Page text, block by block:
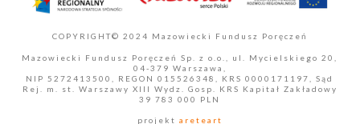
COPYRIGHT© 2024 Mazowiecki Fundusz Poręczeń
Mazowiecki Fundusz Poręczeń Sp. z o.o., ul. Mycielskiego 20,
04-379 Warszawa,
NIP 5272413500, REGON 015526348, KRS 0000171197, Sąd
Rej. m. st. Warszawy XIII Wydz. Gosp. KRS Kapitał Zakładowy
39 783 000 PLN
projekt areteart